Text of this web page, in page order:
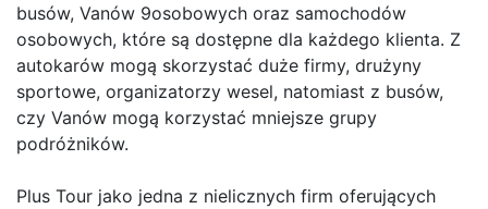
busów, Vanów 9osobowych oraz samochodów
osobowych, które są dostępne dla każdego klienta. Z
autokarów mogą skorzystać duże firmy, drużyny
sportowe, organizatorzy wesel, natomiast z busów,
czy Vanów mogą korzystać mniejsze grupy
podróżników.
Plus Tour jako jedna z nielicznych firm oferujących